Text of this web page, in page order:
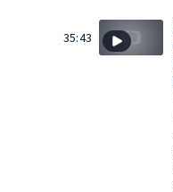
35:43